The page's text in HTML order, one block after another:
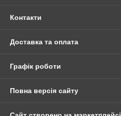
Контакти
Доставка та оплата
Графік роботи
Повна версія сайту